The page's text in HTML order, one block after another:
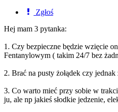
Zgłoś
Hej mam 3 pytanka:
1. Czy bezpieczne będzie wzięcie
Fentanylowym ( takim 24/7 bez
2. Brać na pusty żołądek czy jednak
3. Co warto mieć przy sobie w
ju, ale np jakieś słodkie jedzenie,